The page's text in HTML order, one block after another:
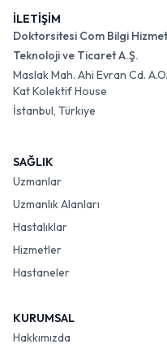
İLETİŞİM
Doktorsitesi Com Bilgi
Teknoloji ve Ticaret A.Ş.
Maslak Mah. Ahi Evran Cd.
Kat Kolektif House
İstanbul, Türkiye
SAĞLIK
Uzmanlar
Uzmanlık Alanları
Hastalıklar
Hizmetler
Hastaneler
KURUMSAL
Hakkımızda